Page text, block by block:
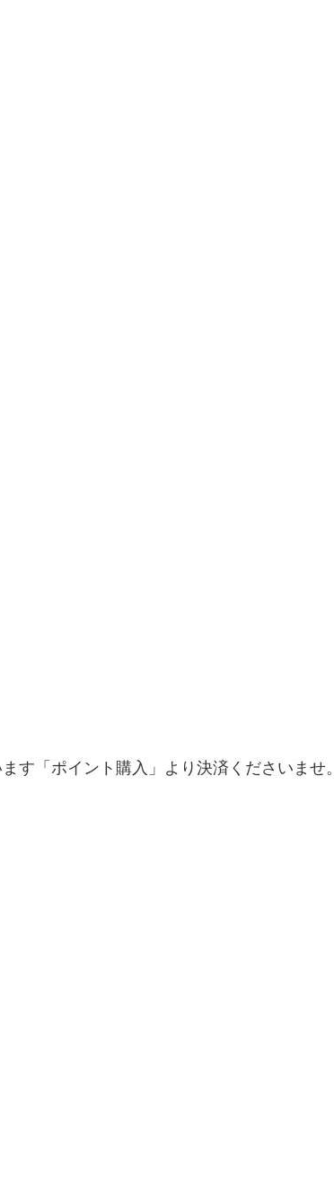
す「ポイント購入」より決済くださいませ。